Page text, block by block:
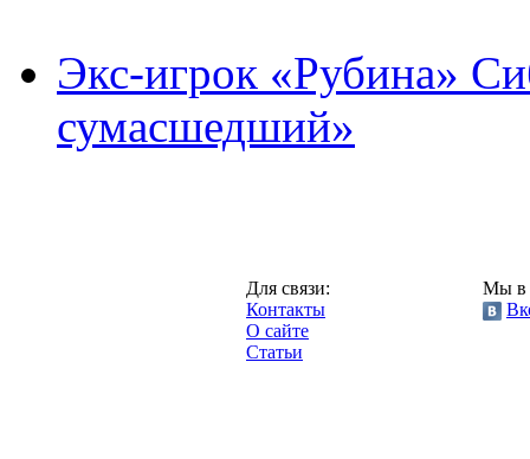
Экс-игрок «Рубина»
сумасшедший»
Для связи:
Контакты
О сайте
Статьи
Мы в